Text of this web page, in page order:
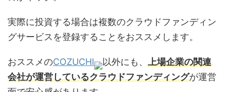
実際に投資する場合は複数のクラウドファンディン
グサービスを登録することをおススメします。
おススメのCOZUCHI 以外にも、 上場企業の関連
会社が運営しているクラウドファンディングが運営